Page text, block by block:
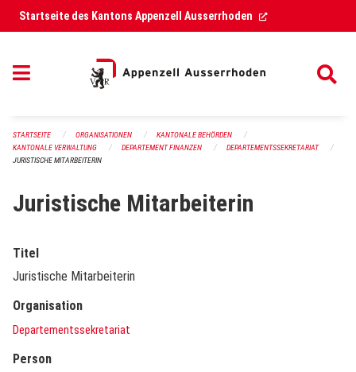
Navigation überspringen
Startseite des Kantons Appenzell Ausserrhoden (External Link)
STARTSEITE ORGANISATIONEN
KANTONALE BEHÖRDEN
KANTONALE VERWALTUNG
DEPARTEMENT FINANZEN
DEPARTEMENTSSEKRETARIAT
JURISTISCHE MITARBEITERIN
Juristische Mitarbeiterin
Titel
Juristische Mitarbeiterin
Organisation
Departementssekretariat
Person